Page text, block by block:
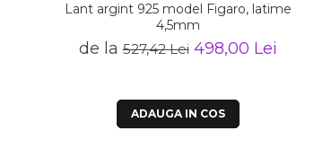
Lant argint 925 model Figaro, latime
4,5mm
de la527,42 Lei 498,00 Lei
ADAUGA IN COS